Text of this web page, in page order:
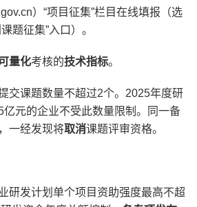
）“项目征集”栏目在线填报（选
题征集”入口）。
量化考核的技术指标。
交课题数量不超过2个。2025年度研
亿元的企业不受此数量限制。同一备
一经发现将取消课题评审资格。
研发计划单个项目资助强度最高不超